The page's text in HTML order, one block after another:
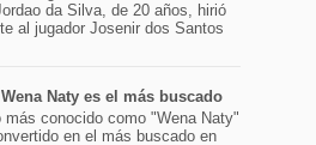
da Silva, de 20 años, hirió
al jugador Josenir dos Santos
Naty es el más buscado
más conocido como "Wena Naty"
en el más buscado en